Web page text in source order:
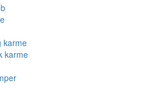
karme
karme